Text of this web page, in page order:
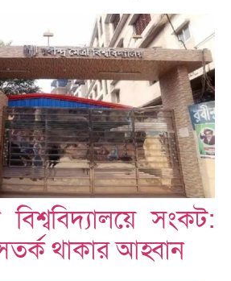
বিশ্ববিদ্যালয়ে সংকট:
থাকার আহ্বান